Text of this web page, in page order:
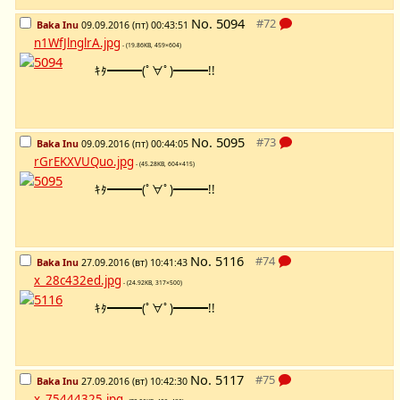
Baka Inu 09.09.2016 (пт) 00:43:51 No. 5094
n1WfJlnglrA.jpg - (19.86KB, 459×604)
ｷﾀ━━━(ﾟ∀ﾟ)━━━!!
Baka Inu 09.09.2016 (пт) 00:44:05 No. 5095
rGrEKXVUQuo.jpg - (45.28KB, 604×415)
ｷﾀ━━━(ﾟ∀ﾟ)━━━!!
Baka Inu 27.09.2016 (вт) 10:41:43 No. 5116
x_28c432ed.jpg - (24.92KB, 317×500)
ｷﾀ━━━(ﾟ∀ﾟ)━━━!!
Baka Inu 27.09.2016 (вт) 10:42:30 No. 5117